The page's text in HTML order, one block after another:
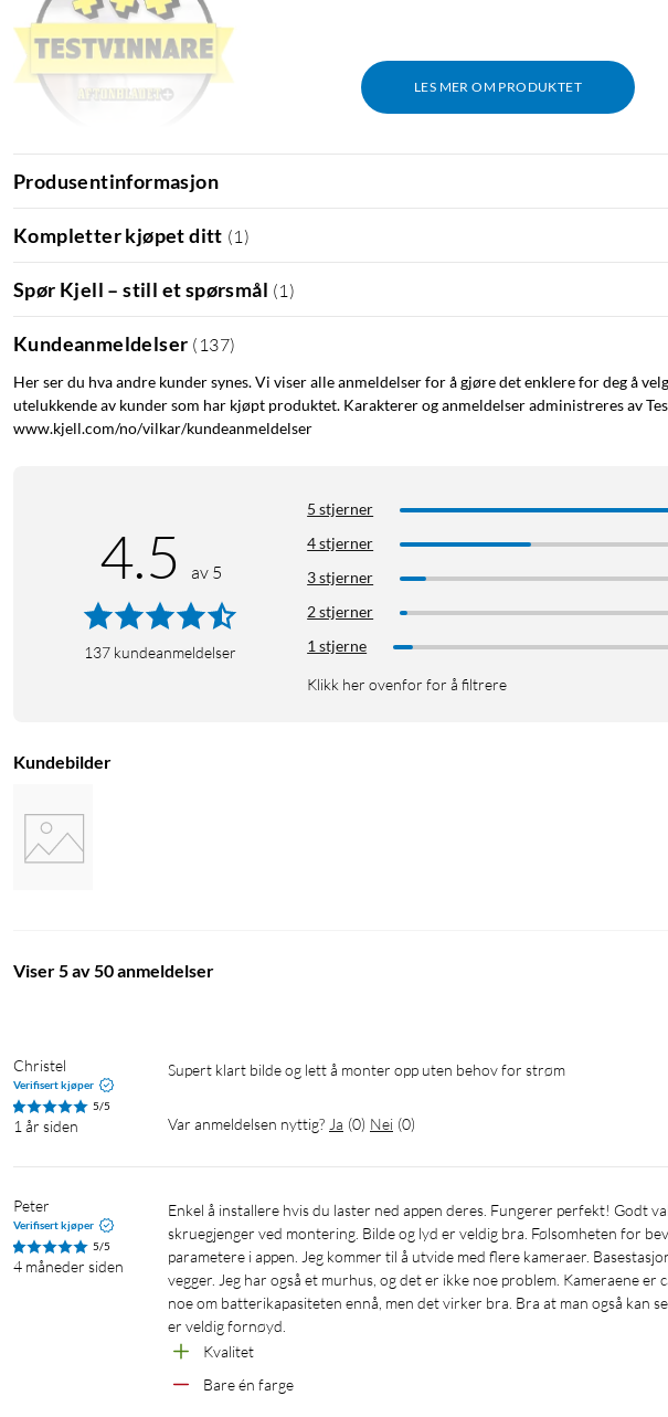
LES MER OM PRODUKTET
1 års trygg kameraovervåking på én opplading
Konstruert for tøffe værforhold (IP67)
direktebilder eller bla gjennom historikken av hendelser og innspillinger – i tillegg kan
Batteridevne kameraer som holder i opptil 365 dager på
100 % kabelfritt – 365 dagers batteritid
Uten kabler eller ledninger av noen slag kan eufyCam 2 Pro installeres enkelt
365 dager på bare én opplading.
Produsentinformasjon
Kompletter kjøpet ditt (1 )
Spør Kjell – still et spørsmål (1 )
Kundeanmeldelser ( 137)
Her ser du hva andre kunder synes. Vi viser alle anmeldelser for å gjøre det enklere for deg å
utelukkende av kunder som har kjøpt produktet. Karakterer og anmeldelser administreres av
www.kjell.com/no/vilkar/kundeanmeldelser
4.5 av 5
137 kundeanmeldelser
5 stjerner
4 stjerner
3 stjerner
2 stjerner
1 stjerne
Klikk her ovenfor for å filtrere
Kundebilder
Viser 5 av 50 anmeldelser
Christel
Verifisert kjøper
5/5
1 år siden
Supert klart bilde og lett å monter opp uten behov for strøm
Var anmeldelsen nyttig? Ja (0) Nei (0)
Peter
Verifisert kjøper
5/5
4 måneder siden
Enkel å installere hvis du laster ned appen deres. Fungerer perfekt! Godt valg for å kunne bruke magneter eller
skruegjenger ved montering. Bilde og lyd er veldig bra. Følsomheten for
parametere i appen. Jeg kommer til å utvide med flere kameraer.
vegger. Jeg har også et murhus, og det er ikke noe problem. Kameraene er
noe om batterikapasiteten ennå, men det virker bra. Bra at man også kan
er veldig fornøyd.
Kvalitet
Bare én farge